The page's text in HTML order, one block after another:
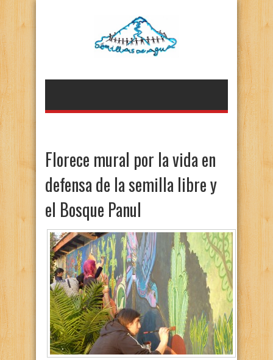
Florece mural por la vida en
defensa de la semilla libre y
el Bosque Panul